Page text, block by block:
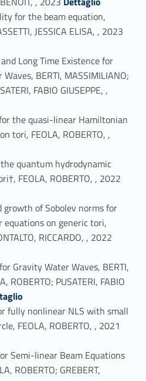
for the beam equation,
JESSICA ELISA, , 2023
Long Time Existence for
BERTI, MASSIMILIANO;
FABIO GIUSEPPE, ,
the quasi-linear Hamiltonian
tori, FEOLA, ROBERTO, ,
quantum hydrodynamic
FEOLA, ROBERTO, , 2022
growth of Sobolev norms for
equations on generic tori,
RICCARDO, , 2022
Gravity Water Waves, BERTI,
ROBERTO; PUSATERI, FABIO
fully nonlinear NLS with small
FEOLA, ROBERTO, , 2021
Semi-linear Beam Equations
ROBERTO; GREBERT,